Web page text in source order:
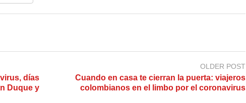
días
Duque y
OLDER POST
Cuando en casa te cierran la puerta: viajeros
colombianos en el limbo por el coronavirus